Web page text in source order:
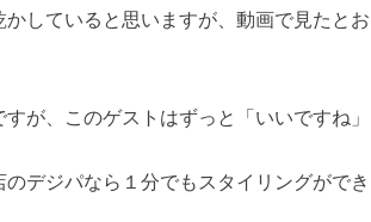
していると思いますが、動画で見たと
が、このゲストはずっと「いいですね
デジパなら１分でもスタイリングができ